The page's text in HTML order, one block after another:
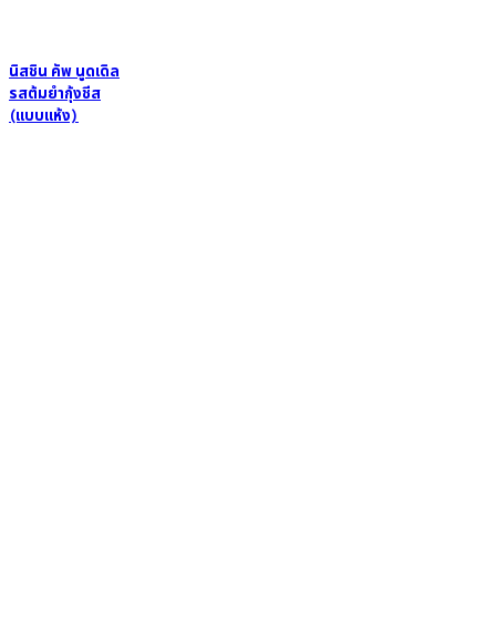
นิสชิน คัพ นูดเดิล
รสต้มยำกุ้งชีส
(แบบแห้ง)